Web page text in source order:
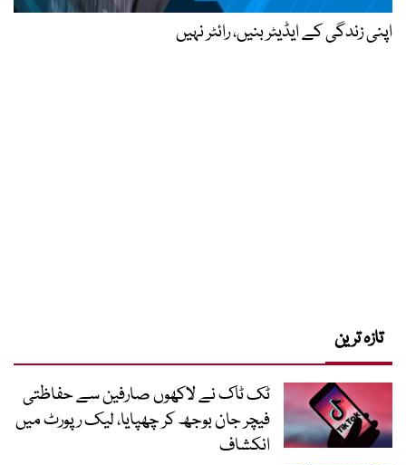
اپنی زندگی کے ایڈیٹر بنیں، رائٹر نہیں
تازہ ترین
ٹک ٹاک نے لاکھوں صارفین سے حفاظتی
فیچر جان بوجھ کر چھپایا، لیک رپورٹ میں
انکشاف